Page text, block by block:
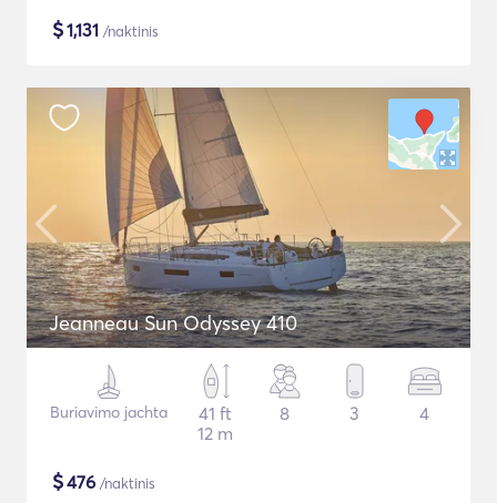
$1,131 /naktinis
Jeanneau Sun Odyssey 410
Buriavimo jachta
41 ft
12 m
8 3 4
$476 /naktinis